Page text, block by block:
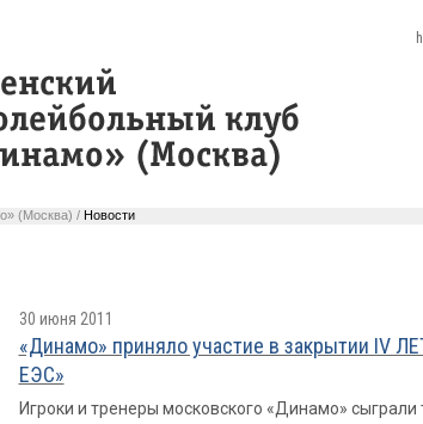
(Москва) / Новости
30 июня 2011
«Динамо» приняло участие в закрытии IV
ЕЭС»
Игроки и тренеры московского «Динамо»